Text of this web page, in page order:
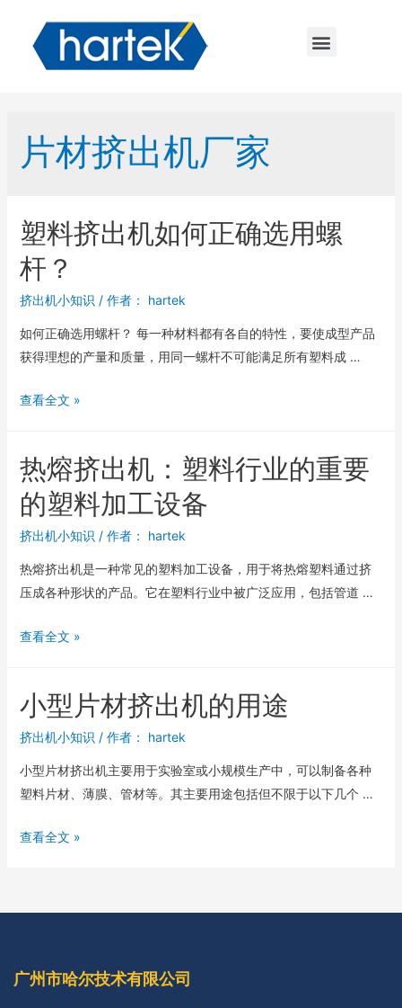
片材挤出机厂家
塑料挤出机如何正确选用螺
杆？
挤出机小知识 / 作者： hartek
如何正确选用螺杆？ 每一种材料都有各自的特性，要使成型产品
获得理想的产量和质量，用同一螺杆不可能满足所有塑料成 …
查看全文 »
热熔挤出机：塑料行业的重要
的塑料加工设备
挤出机小知识 / 作者： hartek
热熔挤出机是一种常见的塑料加工设备，用于将热熔塑料通过挤
压成各种形状的产品。它在塑料行业中被广泛应用，包括管道 …
查看全文 »
小型片材挤出机的用途
挤出机小知识 / 作者： hartek
小型片材挤出机主要用于实验室或小规模生产中，可以制备各种
塑料片材、薄膜、管材等。其主要用途包括但不限于以下几个 …
查看全文 »
广州市哈尔技术有限公司